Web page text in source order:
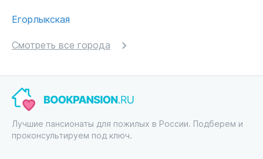
Егорлыкская
Смотреть все города
Лучшие пансионаты для пожилых в России. Подберем и
проконсультируем под ключ.